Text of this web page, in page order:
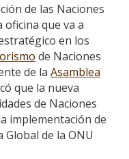
de las Naciones
que va a
en los
de Naciones
de la Asamblea
que la nueva
de Naciones
implementación de
de la ONU